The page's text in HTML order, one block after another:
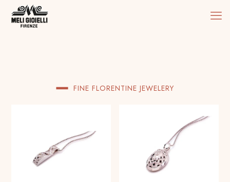
FINE FLORENTINE JEWELERY